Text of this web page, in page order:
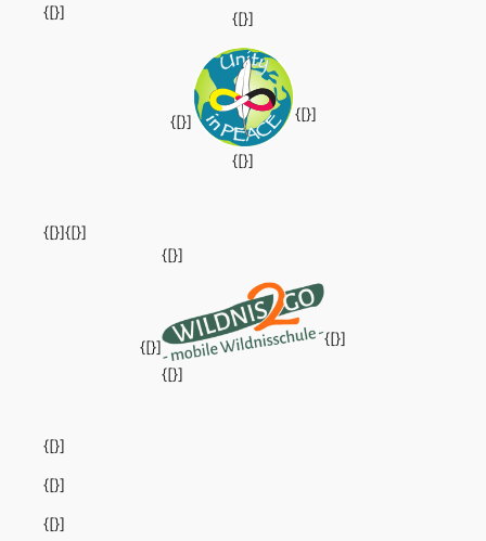
{[}]
{[}]
{[}]
{[}]
{[}]
{[}]{[}]
{[}]
{[}]
{[}]
{[}]
{[}]
{[}]
{[}]